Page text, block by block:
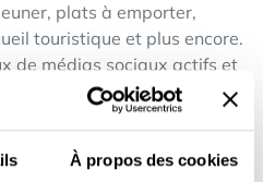
À propos des cookies
plats à emporter,
touristique et plus encore.
de médias sociaux actifs et
The Fork et
au cœur du quartier